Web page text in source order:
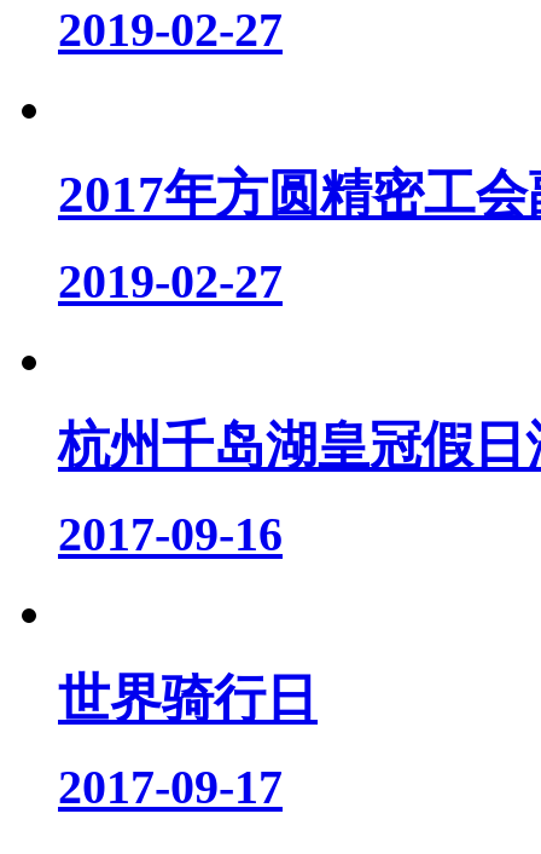
2019-02-27
2017年方圆精密工
2019-02-27
杭州千岛湖皇冠假
2017-09-16
世界骑行日
2017-09-17